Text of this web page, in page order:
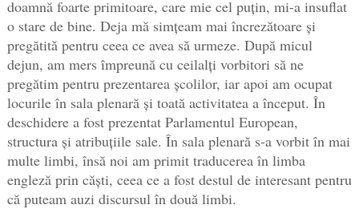
doamnă foarte primitoare, care mie cel puțin, mi-a insuflat
o stare de bine. Deja mă simțeam mai încrezătoare și
pregătită pentru ceea ce avea să urmeze. După micul
dejun, am mers împreună cu ceilalți vorbitori să ne
pregătim pentru prezentarea școlilor, iar apoi am ocupat
locurile în sala plenară și toată activitatea a început. În
deschidere a fost prezentat Parlamentul European,
structura și atribuțiile sale. În sala plenară s-a vorbit în mai
multe limbi, însă noi am primit traducerea în limba
engleză prin căști, ceea ce a fost destul de interesant pentru
că puteam auzi discursul în două limbi.